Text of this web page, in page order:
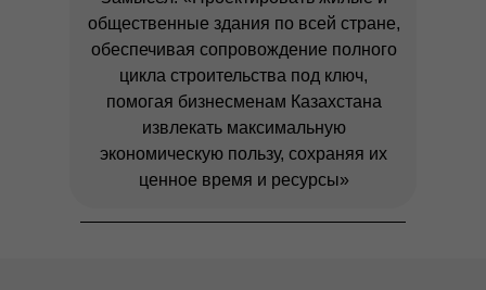
общественные здания по всей стране,
обеспечивая сопровождение полного
цикла строительства под ключ,
помогая бизнесменам Казахстана
извлекать максимальную
экономическую пользу, сохраняя их
ценное время и ресурсы»